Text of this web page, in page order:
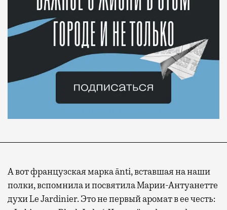
А вот французская марка ānti, вставшая на наши
полки, вспомнила и посвятила Марии-Антуанетте
духи Le Jardinier. Это не первый аромат в ее честь: